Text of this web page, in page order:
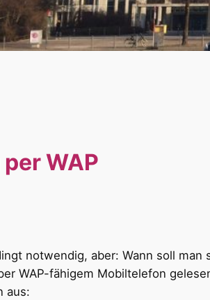
WAP
notwendig, aber: Wann soll man
WAP-fähigem Mobiltelefon
aus: